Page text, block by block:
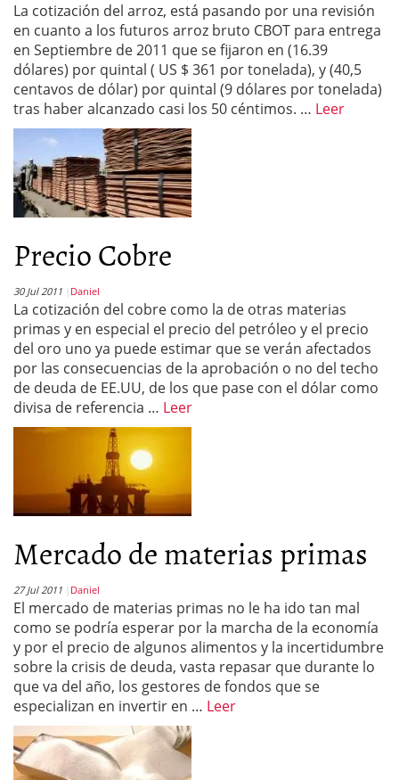
La cotización del arroz, está pasando por una revisión
en cuanto a los futuros arroz bruto CBOT para entrega
en Septiembre de 2011 que se fijaron en (16.39
dólares) por quintal ( US $ 361 por tonelada), y (40,5
centavos de dólar) por quintal (9 dólares por tonelada)
tras haber alcanzado casi los 50 céntimos. … Leer
Precio Cobre
30 Jul 2011 Daniel
La cotización del cobre como la de otras materias
primas y en especial el precio del petróleo y el precio
del oro uno ya puede estimar que se verán afectados
por las consecuencias de la aprobación o no del techo
de deuda de EE.UU, de los que pase con el dólar como
divisa de referencia … Leer
Mercado de materias primas
27 Jul 2011 Daniel
El mercado de materias primas no le ha ido tan mal
como se podría esperar por la marcha de la economía
y por el precio de algunos alimentos y la incertidumbre
sobre la crisis de deuda, vasta repasar que durante lo
que va del año, los gestores de fondos que se
especializan en invertir en … Leer